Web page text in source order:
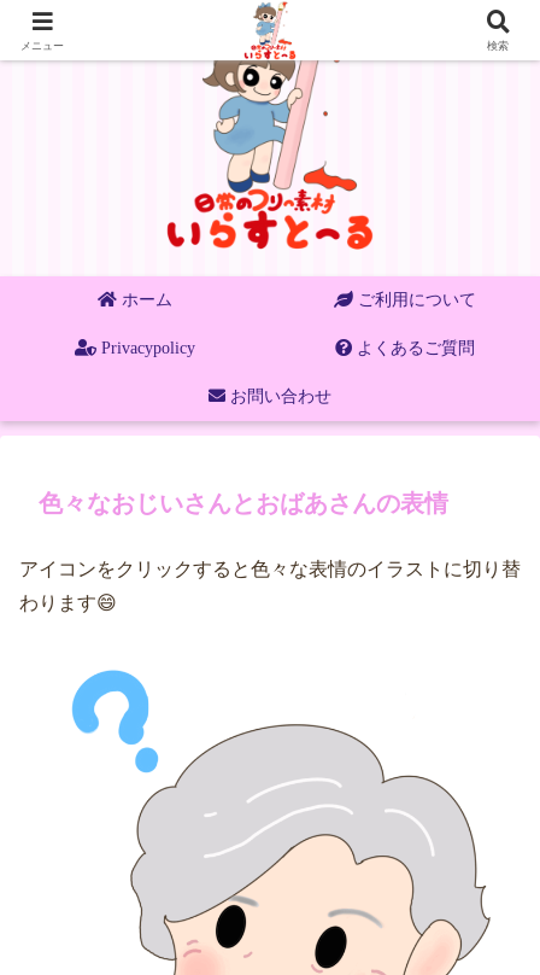
ホーム ご利用について
Privacypolicy よくあるご質問
お問い合わせ
色々なおじいさんとおばあさんの表情
アイコンをクリックすると色々な表情のイラストに切り替
わります😄
メニュー 検索